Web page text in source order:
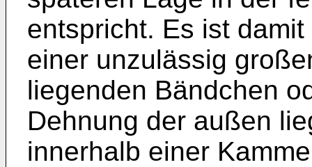
entspricht. Es ist
einer unzulässig
liegenden Bändchen
Dehnung der außen
innerhalb einer